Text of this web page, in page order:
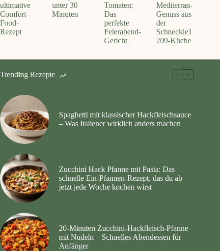
ultimative
Comfort-
Food-
Rezept
unter 30
Minuten
Tomaten:
Das
perfekte
Feierabend-
Gericht
Mediterran-
Genuss aus
der
Schneckle1
209-Küche
Trending Rezepte
Spaghetti mit klassischer Hackfleischsauce
– Was Italiener wirklich anders machen
Zucchini Hack Pfanne mit Pasta: Das
schnelle Ein-Pfannen-Rezept, das du ab
jetzt jede Woche kochen wirst
20‑Minuten Zucchini‑Hackfleisch‑Pfanne
mit Nudeln – Schnelles Abendessen für
Anfänger